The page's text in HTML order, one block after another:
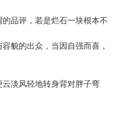
品评，若是烂石一块根本不
貌的出众，当因自强而喜，
淡风轻地转身背对胖子弯